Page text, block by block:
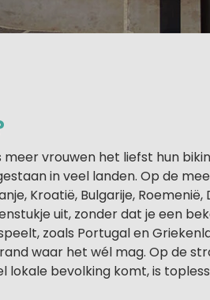
vrouwen het liefst hun
in veel landen. Op de
Kroatië, Bulgarije,
uit, zonder dat je een
zoals Portugal en
waar het wél mag. Op de
lokale bevolking komt, is